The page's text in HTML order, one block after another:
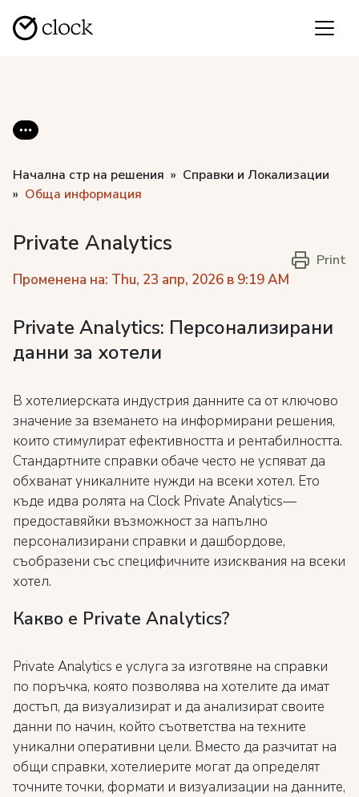
Начална стр на решения
Справки и Локализации
Обща информация
Private Analytics
Променена на: Thu, 23 апр, 2026 в 9:19 AM
Print
Private Analytics: Персонализирани
данни за хотели
В хотелиерската индустрия данните са от ключово
значение за вземането на информирани решения,
които стимулират ефективността и рентабилността.
Стандартните справки обаче често не успяват да
обхванат уникалните нужди на всеки хотел. Ето
къде идва ролята на Clock Private Analytics—
предоставяйки възможност за напълно
персонализирани справки и дашбордове,
съобразени със специфичните изисквания на всеки
хотел.
Какво е Private Analytics?
Private Analytics е услуга за изготвяне на справки
по поръчка, която позволява на хотелите да имат
достъп, да визуализират и да анализират своите
данни по начин, който съответства на техните
уникални оперативни цели. Вместо да разчитат на
общи справки, хотелиерите могат да определят
точните точки, формати и визуализации на данните,